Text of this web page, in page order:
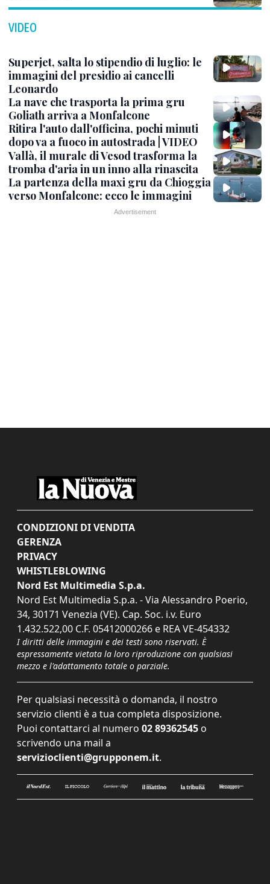
VIDEO
Superjet, salta lo stipendio di luglio: le
immagini del presidio ai cancelli
Leonardo
La nave che trasporta la prima gru
Goliath arriva a Monfalcone
Ritira l'auto dall'officina, pochi minuti
dopo va a fuoco in autostrada | VIDEO
Vallà, il murale di Vesod trasforma la
tromba d'aria in un inno alla rinascita
La partenza della maxi gru da Chioggia
verso Monfalcone: ecco le immagini
CONDIZIONI DI VENDITA
GERENZA
PRIVACY
WHISTLEBLOWING
Nord Est Multimedia S.p.a.
Nord Est Multimedia S.p.a. - Via Alessandro Poerio,
34, 30171 Venezia (VE). Cap. Soc. i.v. Euro
1.432.522,00 C.F. 05412000266 e REA VE-454332
I diritti delle immagini e dei testi sono riservati. È
espressamente vietata la loro riproduzione con qualsiasi
mezzo e l'adattamento totale o parziale.
Per qualsiasi necessità o domanda, il nostro
servizio clienti è a tua completa disposizione.
Puoi contattarci al numero 02 89362545 o
scrivendo una mail a
servizioclienti@grupponem.it.